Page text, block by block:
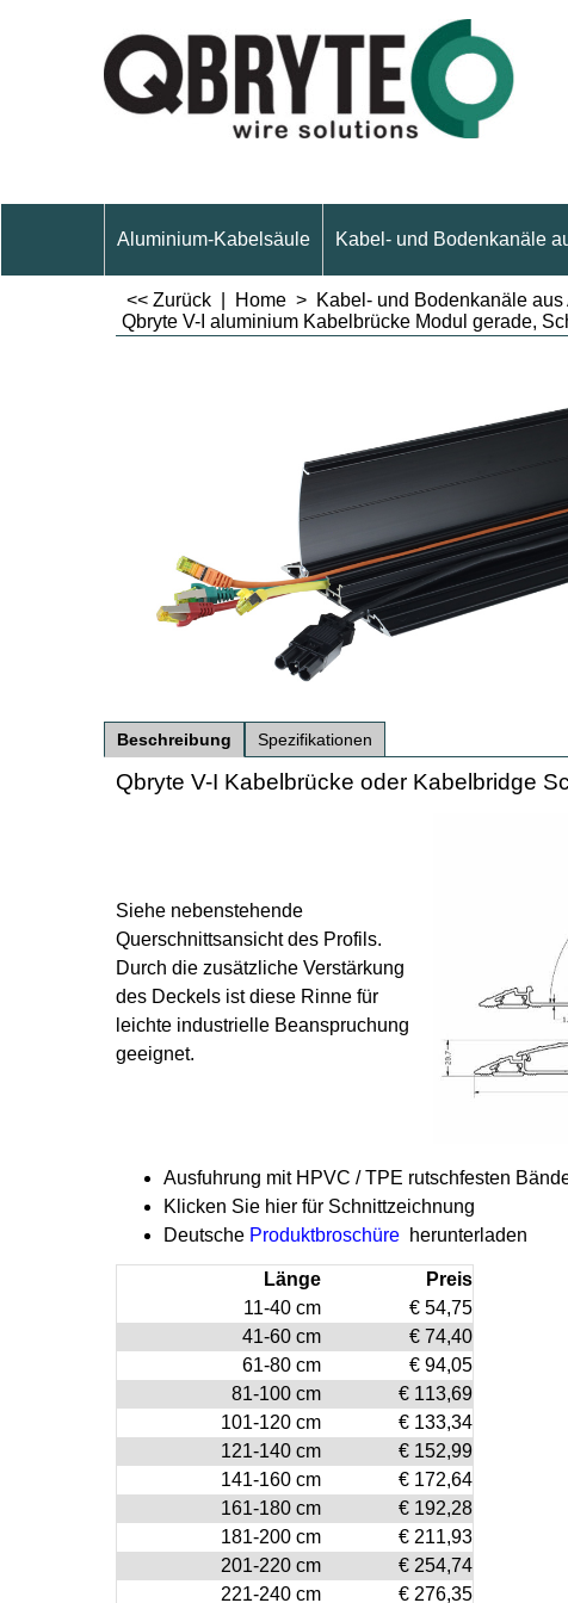
Aluminium-Kabelsäule Kabel- und Bodenkanäle
<< Zurück Home > Kabel- und Bodenkanäle
Qbryte V-I aluminium Kabelbrücke Modul gerade,
Beschreibung Spezifikationen
Qbryte V-I Kabelbrücke oder Kabelbridge
Siehe nebenstehende
Querschnittsansicht des Profils.
Durch die zusätzliche Verstärkung
des Deckels ist diese Rinne für
leichte industrielle Beanspruchung
geeignet.
Ausfuhrung mit HPVC / TPE rutschfesten
Klicken Sie hier für Schnittzeichnung
Deutsche Produktbroschüre herunterladen
Länge
Preis
11-40 cm
€ 54,75
41-60 cm
€ 74,40
61-80 cm
€ 94,05
81-100 cm
€ 113,69
101-120 cm
€ 133,34
121-140 cm
€ 152,99
141-160 cm
€ 172,64
161-180 cm
€ 192,28
181-200 cm
€ 211,93
201-220 cm
€ 254,74
221-240 cm
€ 276,35